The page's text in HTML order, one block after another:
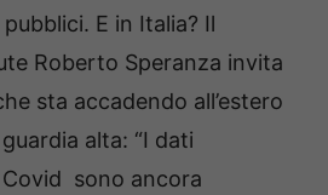
E in Italia? Il
Roberto Speranza invita
sta accadendo all’estero
alta: “I dati
sono ancora